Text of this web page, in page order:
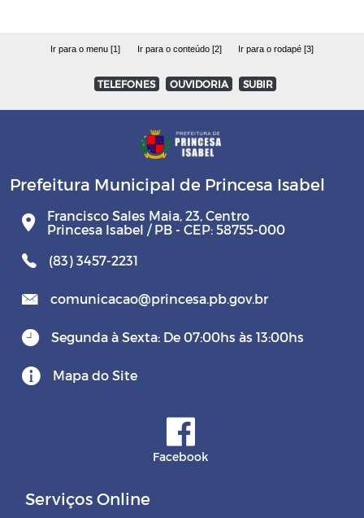
Ir para o menu [1] Ir para o conteúdo [2] Ir para o rodapé [3]
TELEFONES OUVIDORIA SUBIR
Prefeitura Municipal de Princesa Isabel
Francisco Sales Maia, 23, Centro
Princesa Isabel / PB - CEP: 58755-000
(83) 3457-2231
comunicacao@princesa.pb.gov.br
Segunda à Sexta: De 07:00hs às 13:00hs
Mapa do Site
Facebook
Serviços Online